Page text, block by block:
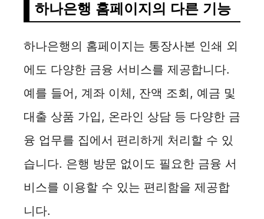
하나은행 홈페이지의 다른 기능
하나은행의 홈페이지는 통장사본 인쇄 외
에도 다양한 금융 서비스를 제공합니다.
예를 들어, 계좌 이체, 잔액 조회, 예금 및
대출 상품 가입, 온라인 상담 등 다양한 금
융 업무를 집에서 편리하게 처리할 수 있
습니다. 은행 방문 없이도 필요한 금융 서
비스를 이용할 수 있는 편리함을 제공합
니다.